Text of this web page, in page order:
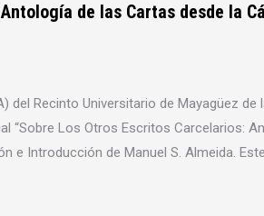
de las Cartas desde la
del Recinto Universitario de Mayagüez de
“Sobre Los Otros Escritos Carcelarios:
e Introducción de Manuel S. Almeida.